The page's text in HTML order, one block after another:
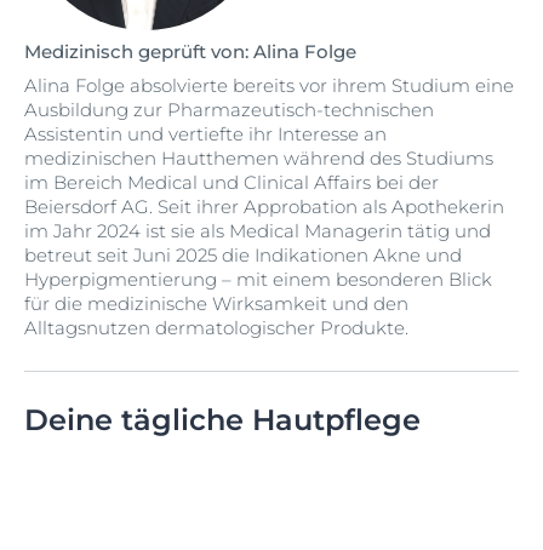
Medizinisch geprüft von: Alina Folge
Alina Folge absolvierte bereits vor ihrem Studium eine
Ausbildung zur Pharmazeutisch-technischen
Assistentin und vertiefte ihr Interesse an
medizinischen Hautthemen während des Studiums
im Bereich Medical und Clinical Affairs bei der
Beiersdorf AG. Seit ihrer Approbation als Apothekerin
im Jahr 2024 ist sie als Medical Managerin tätig und
betreut seit Juni 2025 die Indikationen Akne und
Hyperpigmentierung – mit einem besonderen Blick
für die medizinische Wirksamkeit und den
Alltagsnutzen dermatologischer Produkte.
Deine tägliche Hautpflege